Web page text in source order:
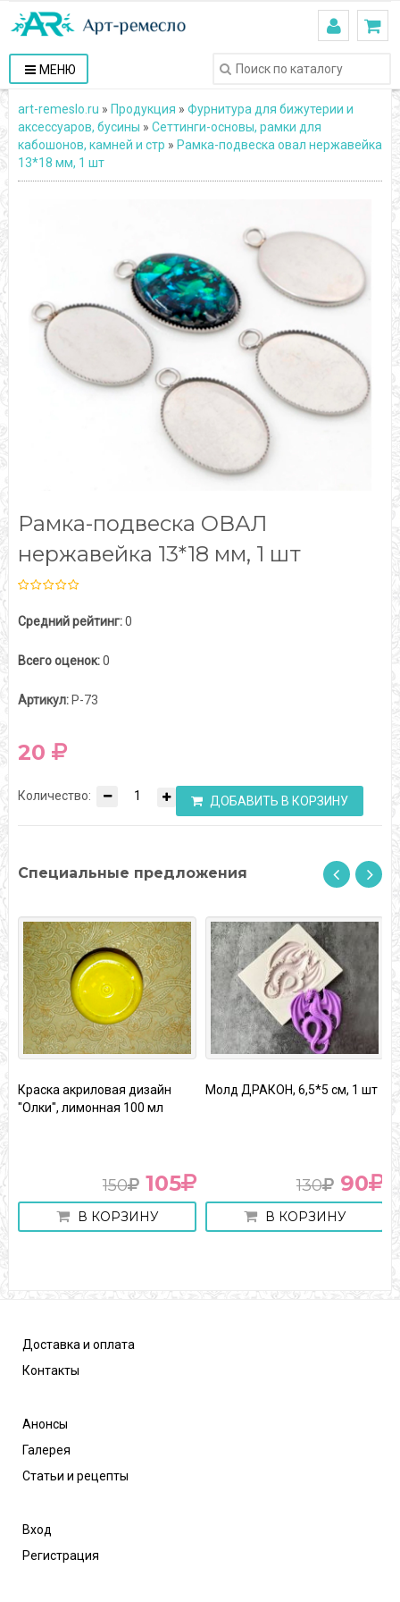
МЕНЮ
art-remeslo.ru » Продукция » Фурнитура для бижутерии и
аксессуаров, бусины » Сеттинги-основы, рамки для
кабошонов, камней и стр » Рамка-подвеска овал нержавейка
13*18 мм, 1 шт
Рамка-подвеска ОВАЛ
нержавейка 13*18 мм, 1 шт
Средний рейтинг:0
Всего оценок:0
Артикул: Р-73
20
Количество: ДОБАВИТЬ В КОРЗИНУ
Специальные предложения
Краска акриловая дизайн
"Олки", лимонная 100 мл
150 105
В КОРЗИНУ
Молд ДРАКОН, 6,5*5 см, 1 шт
130 90
В КОРЗИНУ
Доставка и оплата
Контакты
Анонсы
Галерея
Статьи и рецепты
Вход
Регистрация